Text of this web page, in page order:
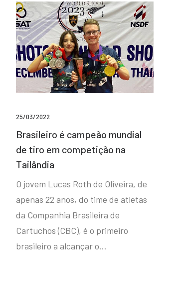
25/03/2022
Brasileiro é campeão mundial
de tiro em competição na
Tailândia
O jovem Lucas Roth de Oliveira, de
apenas 22 anos, do time de atletas
da Companhia Brasileira de
Cartuchos (CBC), é o primeiro
brasileiro a alcançar o…